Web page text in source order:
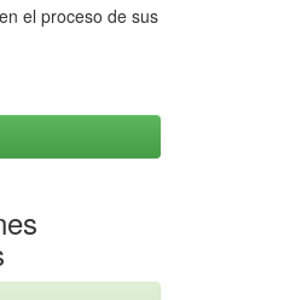
el proceso de sus